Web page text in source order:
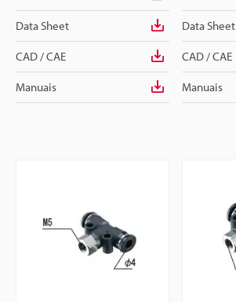
Data Sheet
CAD / CAE
Manuais
Data Sheet
CAD / CAE
Manuais